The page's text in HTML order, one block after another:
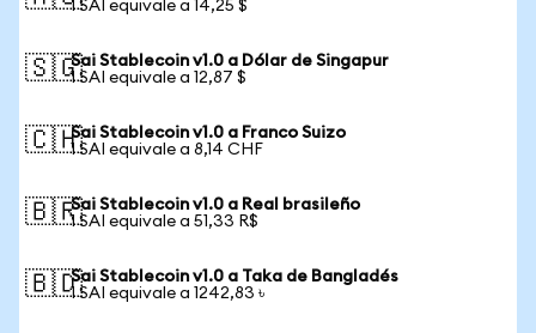
1 SAI equivale a 14,25 $
🇸🇬Sai Stablecoin v1.0 a Dólar de Singapur
1 SAI equivale a 12,87 $
🇨🇭Sai Stablecoin v1.0 a Franco Suizo
1 SAI equivale a 8,14 CHF
🇧🇷Sai Stablecoin v1.0 a Real brasileño
1 SAI equivale a 51,33 R$
🇧🇩Sai Stablecoin v1.0 a Taka de Bangladés
1 SAI equivale a 1242,83 ৳